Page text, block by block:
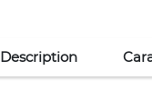
Description